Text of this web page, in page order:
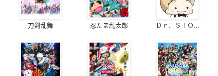
刀剣乱舞 忍たま乱太郎 Ｄｒ．ＳＴＯ...